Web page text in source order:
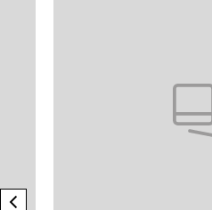
previous element